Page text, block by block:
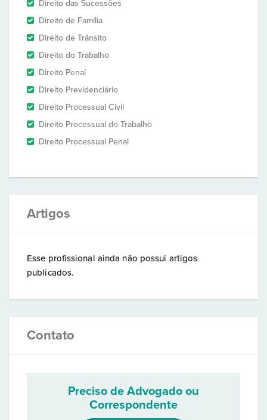
Direito das Sucessões
Direito de Família
Direito de Trânsito
Direito do Trabalho
Direito Penal
Direito Previdenciário
Direito Processual Civil
Direito Processual do Trabalho
Direito Processual Penal
Artigos
Esse profissional ainda não possui artigos
publicados.
Contato
Preciso de Advogado ou
Correspondente